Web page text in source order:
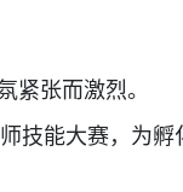
张而激烈。
技能大赛，为孵